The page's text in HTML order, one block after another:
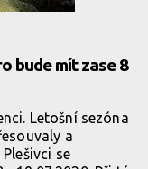
bude mít zase 8
Letošní sezóna
a
se